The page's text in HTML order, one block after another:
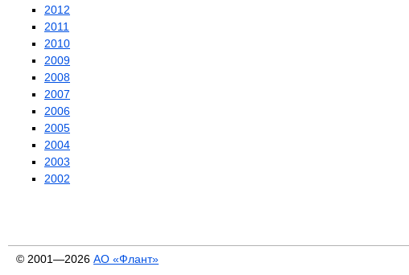
2012
2011
2010
2009
2008
2007
2006
2005
2004
2003
2002
© 2001—2026 АО «Флант»